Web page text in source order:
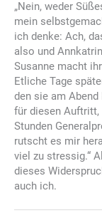
„Nein, weder
mein
ich denke: Ach,
also und
Susanne macht
Etliche Tage
den sie am
für diesen Auftritt,
Stunden
rutscht es mir
viel zu stressig.“
dieses
auch ich.